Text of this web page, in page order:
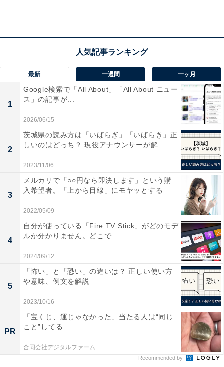
第1位：福岡県
1位は、「福岡県」でした。
九州地方では最も人口が多く、県庁所在地の福岡市は西
日本において、大阪市と名古屋市に次ぐ人口数。玄界灘
の壱岐や対馬をはさんで朝鮮半島があり、韓国南部の主
要都市である「釜山」までは福岡市から直線距離で
200km程度。また中国の上海市までは850km程と、いず
れも東京よりも近い距離にあります。
大阪や東京に本部を置く企業の支社も多く点在してお
り、地方勤務地として魅力的な地域のようです。
最新 一週間 一ヶ月
1
Google検索で「All About」「All About ニュー
ス」の記事が...
2026/06/15
2
茨城県の読み方は「いばらぎ」「いばらき」正
しいのはどっち？ 現役アナウンサーが解...
2023/11/06
3
メルカリで「○○円なら即決します」という購
入希望者。「上から目線」にモヤッとする
2022/05/09
4
自分が使っている「Fire TV Stick」がどのモデ
ルか分かりません。どこで...
2024/09/12
5
「怖い」と「恐い」の違いは？ 正しい使い方
や意味、例文を解説
2023/10/16
PR
「宝くじ、運じゃなかった」当たる人は“同じ
こと”してる
合同会社デジタルファーム
Recommended by